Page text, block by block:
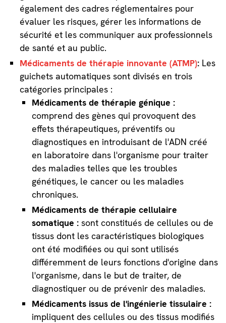
également des cadres réglementaires pour
évaluer les risques, gérer les informations de
sécurité et les communiquer aux professionnels
de santé et au public.
Médicaments de thérapie innovante (ATMP): Les
guichets automatiques sont divisés en trois
catégories principales :
Médicaments de thérapie génique :
comprend des gènes qui provoquent des
effets thérapeutiques, préventifs ou
diagnostiques en introduisant de l'ADN créé
en laboratoire dans l'organisme pour traiter
des maladies telles que les troubles
génétiques, le cancer ou les maladies
chroniques.
Médicaments de thérapie cellulaire
somatique :sont constitués de cellules ou de
tissus dont les caractéristiques biologiques
ont été modifiées ou qui sont utilisés
différemment de leurs fonctions d'origine dans
l'organisme, dans le but de traiter, de
diagnostiquer ou de prévenir des maladies.
Médicaments issus de l'ingénierie tissulaire :
impliquent des cellules ou des tissus modifiés